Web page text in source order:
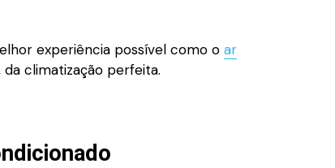
experiência possível como o ar
climatização perfeita.